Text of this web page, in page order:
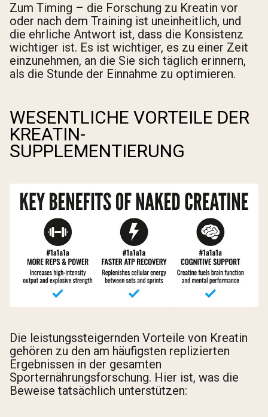
Zum Timing – die Forschung zu Kreatin vor
oder nach dem Training ist uneinheitlich, und
die ehrliche Antwort ist, dass die Konsistenz
wichtiger ist. Es ist wichtiger, es zu einer Zeit
einzunehmen, an die Sie sich täglich erinnern,
als die Stunde der Einnahme zu optimieren.
WESENTLICHE VORTEILE DER
KREATIN-
SUPPLEMENTIERUNG
Die leistungssteigernden Vorteile von Kreatin
gehören zu den am häufigsten replizierten
Ergebnissen in der gesamten
Sporternährungsforschung. Hier ist, was die
Beweise tatsächlich unterstützen: